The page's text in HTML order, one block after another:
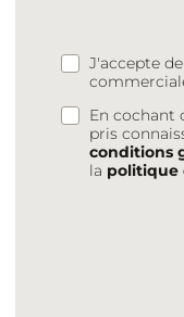
J'accepte
En cochant
pris
conditions
la politique